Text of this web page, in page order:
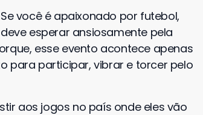
Se você é apaixonado por futebol,
deve esperar ansiosamente pela
esse evento acontece apenas
para participar, vibrar e torcer pelo
aos jogos no país onde eles vão